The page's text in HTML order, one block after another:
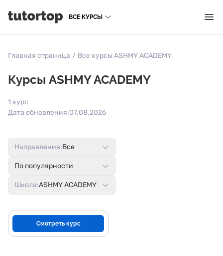
ВСЕ КУРСЫ
Главная страница / Все курсы ASHMY ACADEMY
Курсы ASHMY ACADEMY
1 курс
Дата обновления:07.08.2026
Школа:ASHMY ACADEMY
По популярности
Направление:Все
Смотреть курс